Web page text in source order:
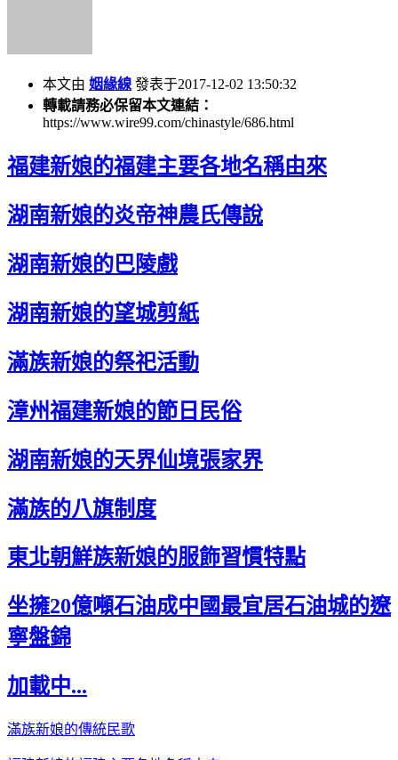
本文由 姻緣線 發表于2017-12-02 13:50:32
轉載請務必保留本文連結：
https://www.wire99.com/chinastyle/686.html
福建新娘的福建主要各地名稱由來
湖南新娘的炎帝神農氏傳說
湖南新娘的巴陵戲
湖南新娘的望城剪紙
滿族新娘的祭祀活動
漳州福建新娘的節日民俗
湖南新娘的天界仙境張家界
滿族的八旗制度
東北朝鮮族新娘的服飾習慣特點
坐擁20億噸石油成中國最宜居石油城的遼
寧盤錦
加載中...
滿族新娘的傳統民歌